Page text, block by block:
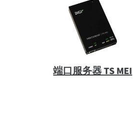
端口服务器 TS MEI